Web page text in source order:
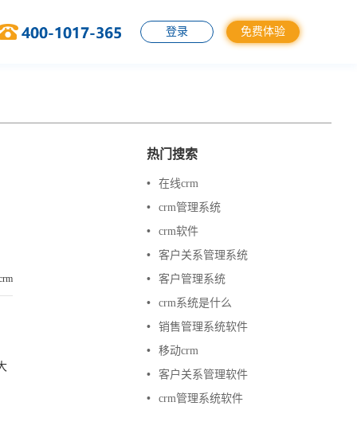
登录 免费体验
热门搜索
•
在线crm
•
crm管理系统
•
crm软件
•
客户关系管理系统
•
客户管理系统
•
crm系统是什么
•
销售管理系统软件
•
移动crm
•
客户关系管理软件
•
crm管理系统软件